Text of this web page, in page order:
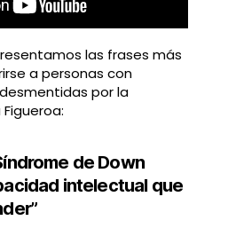
las frases más
a personas con
por la
de Down
intelectual que